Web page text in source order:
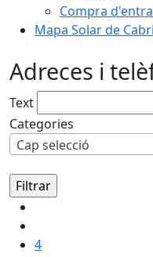
Compra
Mapa Solar de
Adreces i
Text
Categories
Cap selecció
4